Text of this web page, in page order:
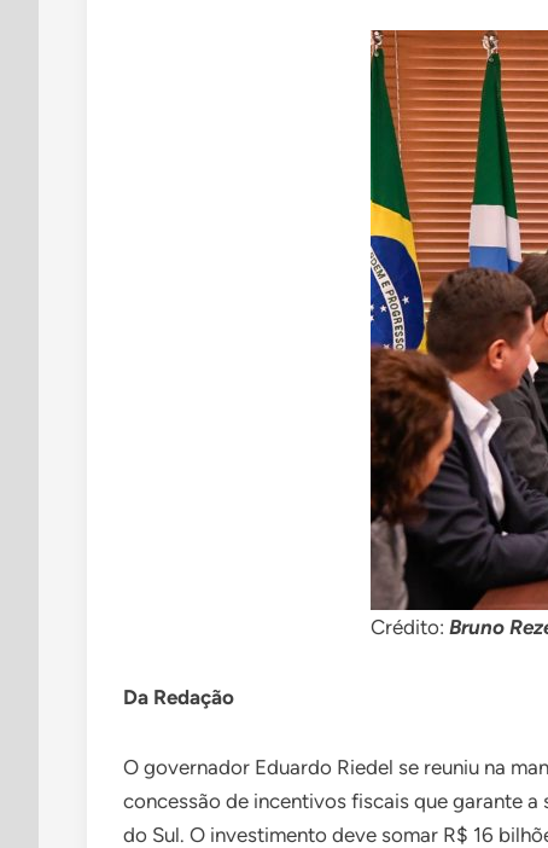
Crédito: Bruno
Da Redação
O governador Eduardo Riedel se reuniu na
concessão de incentivos fiscais que garante
do Sul. O investimento deve somar R$ 16